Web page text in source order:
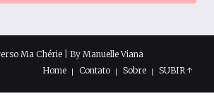
Ma Chérie | By Manuelle Viana
Home
Contato Sobre SUBIR ↑